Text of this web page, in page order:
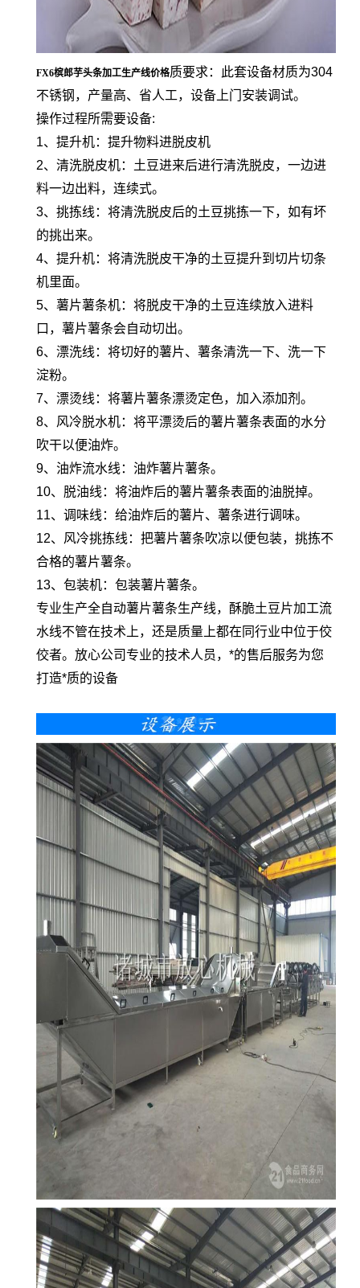
FX6槟郎芋头条加工生产线价格质要求：此套设备材质为304
不锈钢，产量高、省人工，设备上门安装调试。
操作过程所需要设备:
1、提升机：提升物料进脱皮机
2、清洗脱皮机：土豆进来后进行清洗脱皮，一边进
料一边出料，连续式。
3、挑拣线：将清洗脱皮后的土豆挑拣一下，如有坏
的挑出来。
4、提升机：将清洗脱皮干净的土豆提升到切片切条
机里面。
5、薯片薯条机：将脱皮干净的土豆连续放入进料
口，薯片薯条会自动切出。
6、漂洗线：将切好的薯片、薯条清洗一下、洗一下
淀粉。
7、漂烫线：将薯片薯条漂烫定色，加入添加剂。
8、风冷脱水机：将平漂烫后的薯片薯条表面的水分
吹干以便油炸。
9、油炸流水线：油炸薯片薯条。
10、脱油线：将油炸后的薯片薯条表面的油脱掉。
11、调味线：给油炸后的薯片、薯条进行调味。
12、风冷挑拣线：把薯片薯条吹凉以便包装，挑拣不
合格的薯片薯条。
13、包装机：包装薯片薯条。
专业生产全自动薯片薯条生产线，酥脆土豆片加工流
水线不管在技术上，还是质量上都在同行业中位于佼
佼者。放心公司专业的技术人员，*的售后服务为您
打造*质的设备